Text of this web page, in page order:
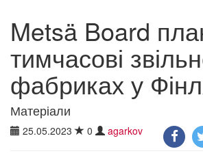
Metsä Board
тимчасові
фабриках у
Матеріали
25.05.2023 0 agarkov